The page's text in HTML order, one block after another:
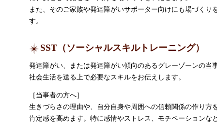
また、そのご家族や発達障がいサポーター向けにも場づくり
す。
SST（ソーシャルスキルトレーニング）
発達障がい、または発達障がい傾向のあるグレーゾーンの当
社会生活を送る上で必要なスキルをお伝えします。
［当事者の方へ］
生きづらさの理由や、自分自身や周囲への信頼関係の作り方
肯定感を高めます。特に感情やストレス、モチベーションな